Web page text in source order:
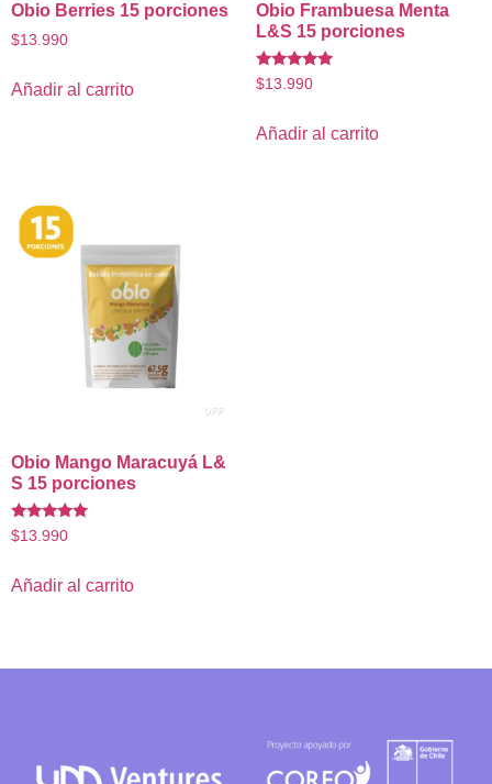
Obio Berries 15 porciones
$13.990
Añadir al carrito
Obio Frambuesa Menta
L&S 15 porciones
Valorado
con
de 5
$13.990
Añadir al carrito
Obio Mango Maracuyá L&
S 15 porciones
Valorado
con
$13.990
Añadir al carrito